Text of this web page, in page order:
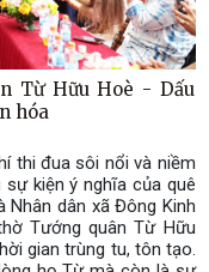
Từ Hữu Hoè - Dấu
hóa
thi đua sôi nổi và niềm
kiện ý nghĩa của quê
Nhân dân xã Đông Kinh
Tướng quân Từ Hữu
gian trùng tu, tôn tạo.